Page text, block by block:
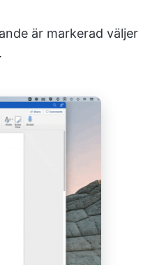
är markerad väljer
.